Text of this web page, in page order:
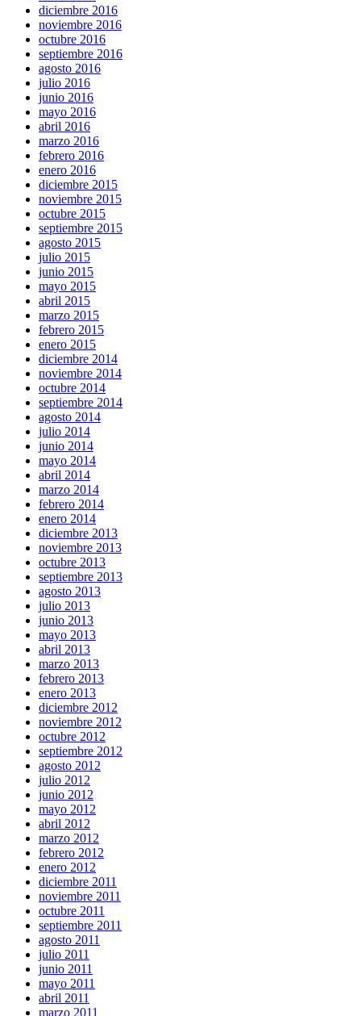
diciembre 2016
noviembre 2016
octubre 2016
septiembre 2016
agosto 2016
julio 2016
junio 2016
mayo 2016
abril 2016
marzo 2016
febrero 2016
enero 2016
diciembre 2015
noviembre 2015
octubre 2015
septiembre 2015
agosto 2015
julio 2015
junio 2015
mayo 2015
abril 2015
marzo 2015
febrero 2015
enero 2015
diciembre 2014
noviembre 2014
octubre 2014
septiembre 2014
agosto 2014
julio 2014
junio 2014
mayo 2014
abril 2014
marzo 2014
febrero 2014
enero 2014
diciembre 2013
noviembre 2013
octubre 2013
septiembre 2013
agosto 2013
julio 2013
junio 2013
mayo 2013
abril 2013
marzo 2013
febrero 2013
enero 2013
diciembre 2012
noviembre 2012
octubre 2012
septiembre 2012
agosto 2012
julio 2012
junio 2012
mayo 2012
abril 2012
marzo 2012
febrero 2012
enero 2012
diciembre 2011
noviembre 2011
octubre 2011
septiembre 2011
agosto 2011
julio 2011
junio 2011
mayo 2011
abril 2011
marzo 2011